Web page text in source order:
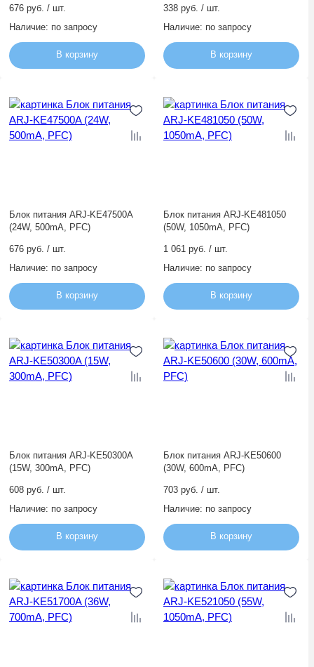
676 руб. / шт.
Наличие: по запросу
В корзину
338 руб. / шт.
Наличие: по запросу
В корзину
Блок питания ARJ-KE47500A
(24W, 500mA, PFC)
676 руб. / шт.
Наличие: по запросу
В корзину
Блок питания ARJ-KE481050
(50W, 1050mA, PFC)
1 061 руб. / шт.
Наличие: по запросу
В корзину
Блок питания ARJ-KE50300A
(15W, 300mA, PFC)
608 руб. / шт.
Наличие: по запросу
В корзину
Блок питания ARJ-KE50600
(30W, 600mA, PFC)
703 руб. / шт.
Наличие: по запросу
В корзину